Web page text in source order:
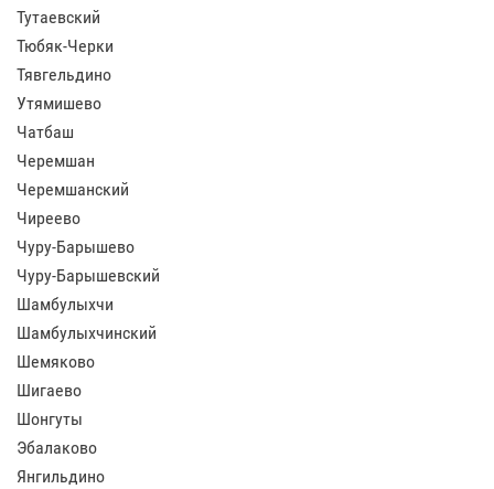
Тутаевский
Тюбяк-Черки
Тявгельдино
Утямишево
Чатбаш
Черемшан
Черемшанский
Чиреево
Чуру-Барышево
Чуру-Барышевский
Шамбулыхчи
Шамбулыхчинский
Шемяково
Шигаево
Шонгуты
Эбалаково
Янгильдино